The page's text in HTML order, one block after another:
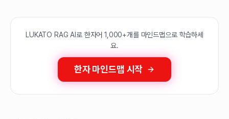
LUKATO RAG AI로 한자어 1,000+개를 마인드맵으로 학습하세
요.
한자 마인드맵 시작